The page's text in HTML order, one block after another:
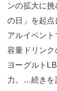
ンの拡大に
の日」を起点
アルイベン
容量ドリンク
ヨーグルト
力。…続きを